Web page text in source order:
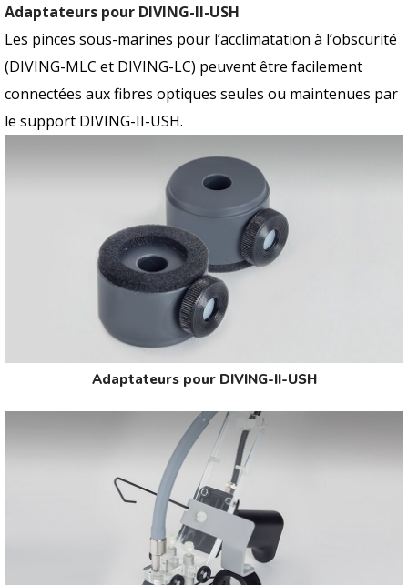
Adaptateurs pour DIVING-II-USH
Les pinces sous-marines pour l’acclimatation à l’obscurité
(DIVING-MLC et DIVING-LC) peuvent être facilement
connectées aux fibres optiques seules ou maintenues par
le support DIVING-II-USH.
Adaptateurs pour DIVING-II-USH